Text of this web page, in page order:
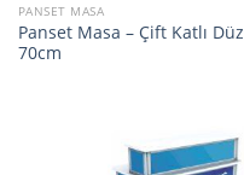
PANSET MASA
Panset Masa – Çift Katlı Düz
70cm